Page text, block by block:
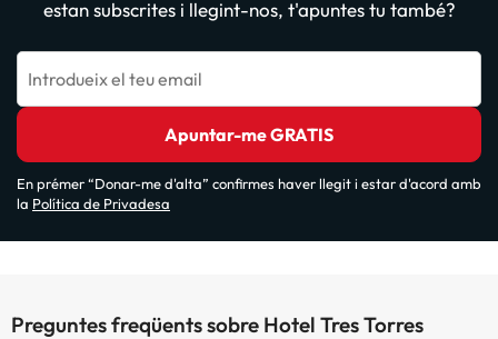
estan subscrites i llegint-nos, t'apuntes tu també?
Introdueix el teu email
Apuntar-me GRATIS
En prémer “Donar-me d'alta” confirmes haver llegit i estar d'acord amb
la Política de Privadesa
Preguntes freqüents sobre Hotel Tres Torres